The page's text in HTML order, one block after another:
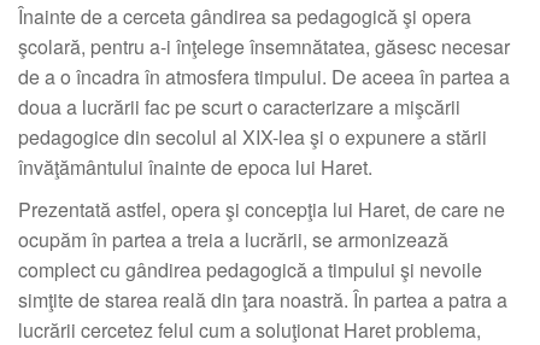
Înainte de a cerceta gândirea sa pedagogică şi opera
şcolară, pentru a-i înţelege însemnătatea, găsesc necesar
de a o încadra în atmosfera timpului. De aceea în partea a
doua a lucrării fac pe scurt o caracterizare a mişcării
pedagogice din secolul al XIX-lea şi o expunere a stării
învăţământului înainte de epoca lui Haret.
Prezentată astfel, opera şi concepţia lui Haret, de care ne
ocupăm în partea a treia a lucrării, se armonizează
complect cu gândirea pedagogică a timpului şi nevoile
simţite de starea reală din ţara noastră. În partea a patra a
lucrării cercetez felul cum a soluţionat Haret problema,